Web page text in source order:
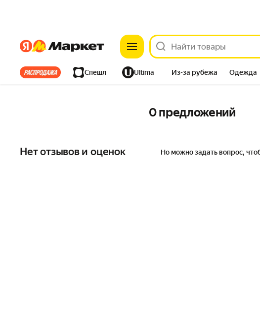
ЯндексЯндекс
Все хиты Спешл Ultima Из-за рубежа Одежда
0 предложений
Нет отзывов и оценок Но можно задать вопрос,